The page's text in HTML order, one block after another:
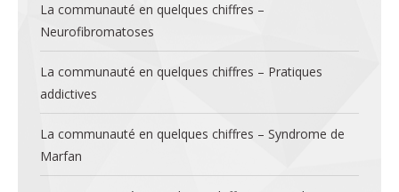
La communauté en quelques chiffres –
Neurofibromatoses
La communauté en quelques chiffres – Pratiques
addictives
La communauté en quelques chiffres – Syndrome de
Marfan